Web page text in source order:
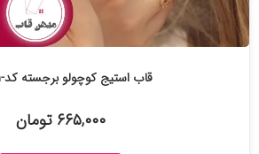
قاب استیج کوچولو برجسته کد-۱۱۷۷۵۱
۶۶۵,۰۰۰ تومان